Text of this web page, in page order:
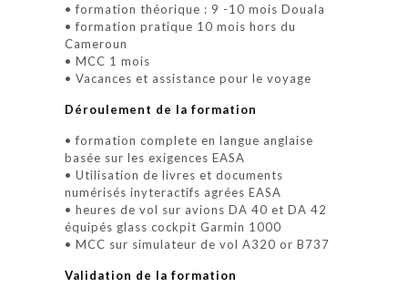
• formation théorique : 9 -10 mois Douala
• formation pratique 10 mois hors du
Cameroun
• MCC 1 mois
• Vacances et assistance pour le voyage
Déroulement de la formation
• formation complete en langue anglaise
basée sur les exigences EASA
• Utilisation de livres et documents
numérisés inyteractifs agrées EASA
• heures de vol sur avions DA 40 et DA 42
équipés glass cockpit Garmin 1000
• MCC sur simulateur de vol A320 or B737
Validation de la formation